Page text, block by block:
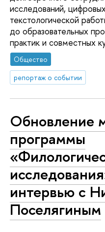
исследований,
текстологической
до образовательных
практик и совместных
Общество
репортаж о событии
Обновление
программы
интервью с
Поселягиным